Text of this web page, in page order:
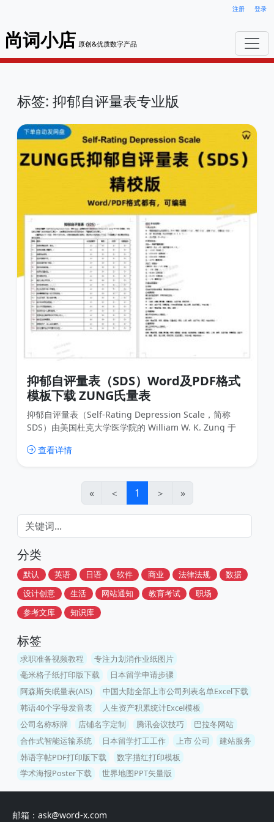
注册 登录
尚词小店 原创&优质数字产品
标签: 抑郁自评量表专业版
抑郁自评量表（SDS）Word及PDF格式
模板下载 ZUNG氏量表
抑郁自评量表（Self-Rating Depression Scale，简称
SDS）由美国杜克大学医学院的 William W. K. Zung 于
它能精准反映抑郁状态的相关症状、严重程度及变化情
查看详情
« ＜ 1 ＞ »
分类
默认 英语 日语 软件 商业 法律法规
数据
设计创意
生活 网站通知 教育考试
职场
参考文库
知识库
标签
求职准备视频教程
专注力划消作业纸图片
毫米格子纸打印版下载
日本留学申请步骤
阿森斯失眠量表(AIS)
中国大陆全部上市公司列表名单Excel下载
韩语40个字母发音表
人生资产积累统计Excel模板
公司名称标牌
店铺名字定制 腾讯会议技巧
巴拉冬网站
合作式智能运输系统
日本留学打工工作 上市 公司
建站服务
韩语字帖PDF打印版下载
数字描红打印模板
学术海报Poster下载
世界地图PPT矢量版
邮箱：ask@word-x.com